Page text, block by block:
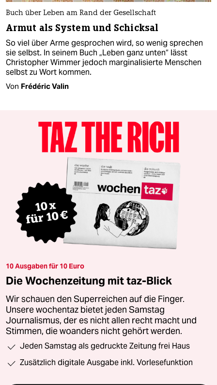
Buch über Leben am Rand der Gesellschaft
Armut als System und Schicksal
So viel über Arme gesprochen wird, so wenig sprechen
sie selbst. In seinem Buch „Leben ganz unten“ lässt
Christopher Wimmer jedoch marginalisierte Menschen
selbst zu Wort kommen.
Von Frédéric Valin
10 Ausgaben für 10 Euro
Die Wochenzeitung mit taz-Blick
Wir schauen den Superreichen auf die Finger.
Unsere wochentaz bietet jeden Samstag
Journalismus, der es nicht allen recht macht und
Stimmen, die woanders nicht gehört werden.
Jeden Samstag als gedruckte Zeitung frei Haus
Zusätzlich digitale Ausgabe inkl. Vorlesefunktion